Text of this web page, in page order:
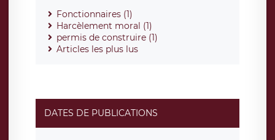
Fonctionnaires (1)
Harcèlement moral (1)
permis de construire (1)
Articles les plus lus
DATES DE PUBLICATIONS